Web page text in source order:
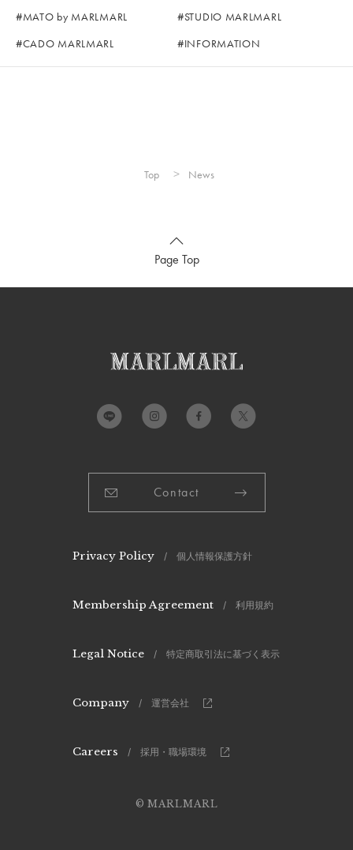
MATO by MARLMARL
STUDIO MARLMARL
CADO MARLMARL
INFORMATION
Top News
Page Top
Contact
Privacy Policy / 個人情報保護方針
Membership Agreement / 利用規約
Legal Notice / 特定商取引法に基づく表示
Company / 運営会社
Careers / 採用・職場環境
© MARLMARL